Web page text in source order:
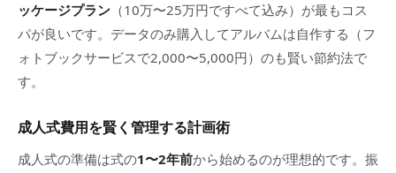
ッケージプラン （10万〜25万円ですべて込み）が最もコス
パが良いです。データのみ購入してアルバムは自作する（フ
ォトブックサービスで2,000〜5,000円）のも賢い節約法で
す。
成人式費用を賢く管理する計画術
成人式の準備は式の1〜2年前から始めるのが理想的です。振